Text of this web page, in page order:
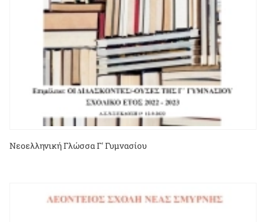
Νεοελληνική Γλώσσα Γ' Γυμνασίου